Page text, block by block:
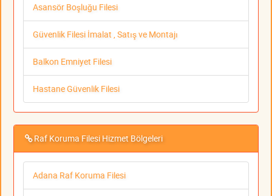
Asansör Boşluğu Filesi
Güvenlik Filesi İmalat , Satış ve Montajı
Balkon Emniyet Filesi
Hastane Güvenlik Filesi
Raf Koruma Filesi Hizmet Bölgeleri
Adana Raf Koruma Filesi